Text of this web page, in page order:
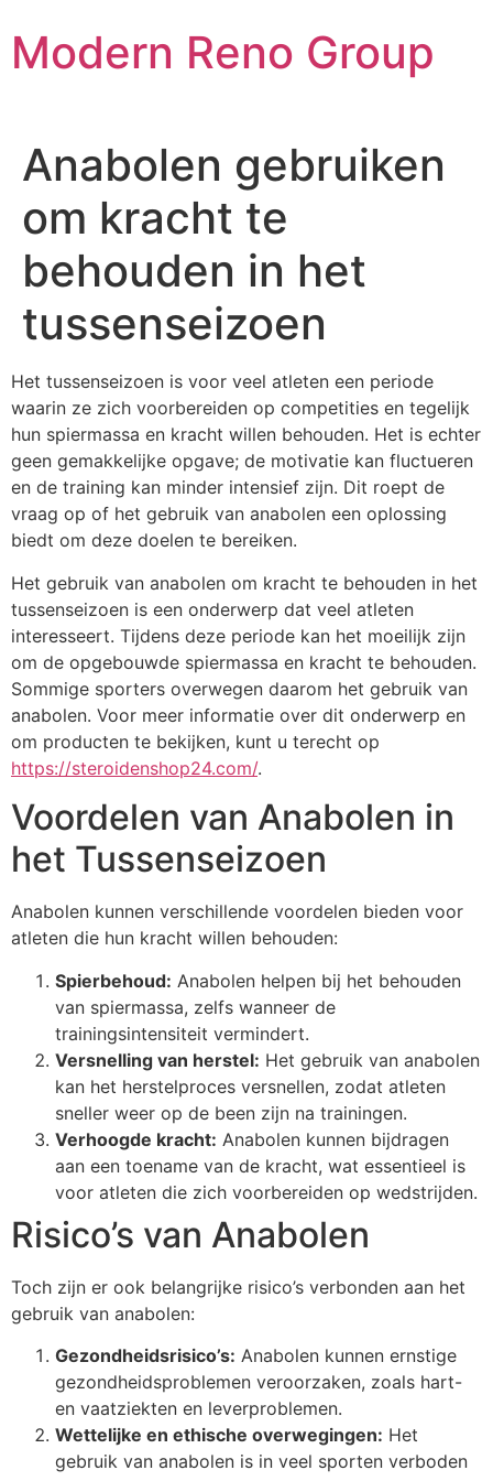
to
content
Modern Reno Group
Anabolen gebruiken
om kracht te
behouden in het
tussenseizoen
Het tussenseizoen is voor veel atleten een periode
waarin ze zich voorbereiden op competities en tegelijk
hun spiermassa en kracht willen behouden. Het is echter
geen gemakkelijke opgave; de motivatie kan fluctueren
en de training kan minder intensief zijn. Dit roept de
vraag op of het gebruik van anabolen een oplossing
biedt om deze doelen te bereiken.
Het gebruik van anabolen om kracht te behouden in het
tussenseizoen is een onderwerp dat veel atleten
interesseert. Tijdens deze periode kan het moeilijk zijn
om de opgebouwde spiermassa en kracht te behouden.
Sommige sporters overwegen daarom het gebruik van
anabolen. Voor meer informatie over dit onderwerp en
om producten te bekijken, kunt u terecht op
https://steroidenshop24.com/.
Voordelen van Anabolen in
het Tussenseizoen
Anabolen kunnen verschillende voordelen bieden voor
atleten die hun kracht willen behouden:
Spierbehoud: Anabolen helpen bij het behouden
van spiermassa, zelfs wanneer de
trainingsintensiteit vermindert.
Versnelling van herstel: Het gebruik van anabolen
kan het herstelproces versnellen, zodat atleten
sneller weer op de been zijn na trainingen.
Verhoogde kracht: Anabolen kunnen bijdragen
aan een toename van de kracht, wat essentieel is
voor atleten die zich voorbereiden op wedstrijden.
Risico’s van Anabolen
Toch zijn er ook belangrijke risico’s verbonden aan het
gebruik van anabolen:
Gezondheidsrisico’s: Anabolen kunnen ernstige
gezondheidsproblemen veroorzaken, zoals hart-
en vaatziekten en leverproblemen.
Wettelijke en ethische overwegingen: Het
gebruik van anabolen is in veel sporten verboden